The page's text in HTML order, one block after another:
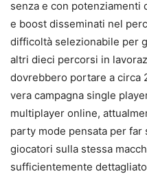
senza e con potenziamenti
e boost disseminati nel
difficoltà selezionabile per
altri dieci percorsi in
dovrebbero portare a circa
vera campagna single
multiplayer online,
party mode pensata per
giocatori sulla stessa
sufficientemente